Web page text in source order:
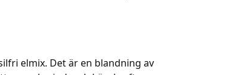
elmix. Det är en blandning av